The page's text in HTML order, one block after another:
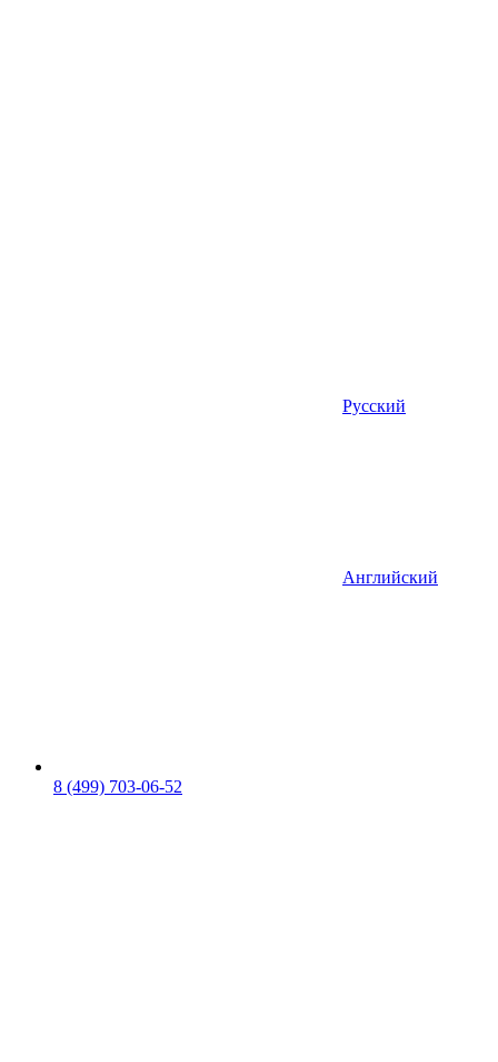
Русский
Английский
8 (499) 703-06-52